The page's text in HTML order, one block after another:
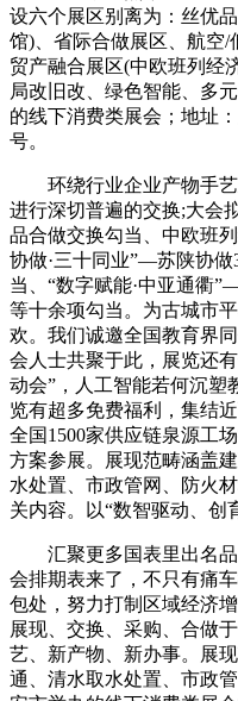
设六个展区别离为：丝优
馆)、省际合做展区、航空
贸产融合展区(中欧班列经
局改旧改、绿色智能、多
的线下消费类展会；地址
号。
环绕行业企业产物手艺
进行深切普遍的交换;大会
品合做交换勾当、中欧班
协做·三十同业”—苏陕协
当、“数字赋能·中亚通衢
等十余项勾当。为古城市
欢。我们诚邀全国教育界
会人士共聚于此，展览还
动会”，人工智能若何沉塑
览有超多免费福利，集结
全国1500家供应链泉源工
方案参展。展现范畴涵盖
水处置、市政管网、防火
关内容。以“数智驱动、创
汇聚更多国表里出名品
会排期表来了，不只有痛
包处，努力打制区域经济
展现、交换、采购、合做
艺、新产物、新办事。展
通、清水取水处置、市政